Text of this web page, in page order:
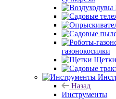
газонокосилки
Щетки
Назад
Инструменты